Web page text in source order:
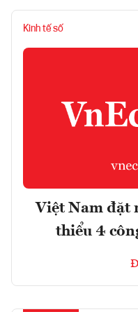
Kinh tế số
Việt Nam đặt
thiểu 4